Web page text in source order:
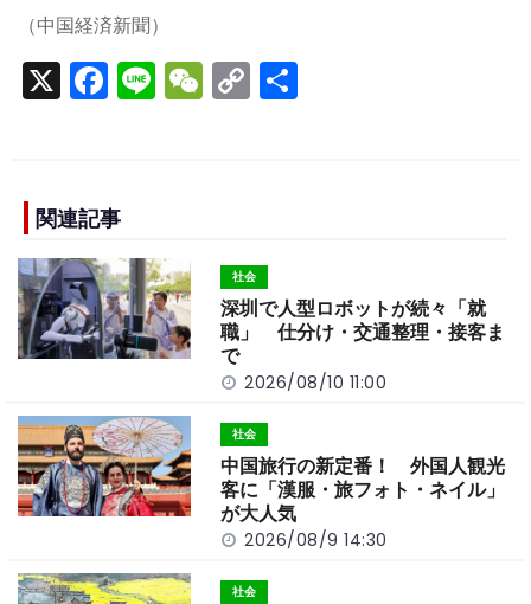
（中国経済新聞）
X F
a
e
b
o
o
k
Li
n
W
e
C
o
n
k
関連記事
社会
深圳で人型ロボットが続々「就
職」 仕分け・交通整理・接客ま
で
2026/08/10 11:00
社会
中国旅行の新定番！ 外国人観光
客に「漢服・旅フォト・ネイル」
が大人気
2026/08/9 14:30
社会